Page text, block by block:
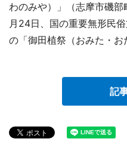
わのみや）」（志摩市磯
月24日、国の重要無形民
の「御田植祭（おみた・お
記